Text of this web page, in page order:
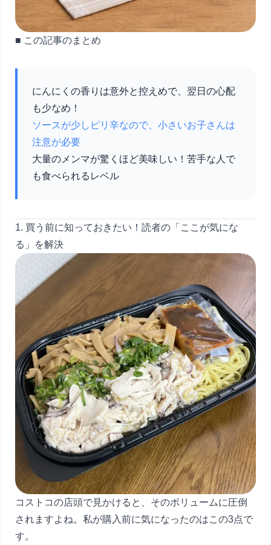
■ この記事のまとめ
にんにくの香りは意外と控えめで、翌日の心配
も少なめ！
ソースが少しピリ辛なので、小さいお子さんは
注意が必要
大量のメンマが驚くほど美味しい！苦手な人で
も食べられるレベル
1. 買う前に知っておきたい！読者の「ここが気にな
る」を解決
コストコの店頭で見かけると、そのボリュームに圧倒
されますよね。私が購入前に気になったのはこの3点で
す。